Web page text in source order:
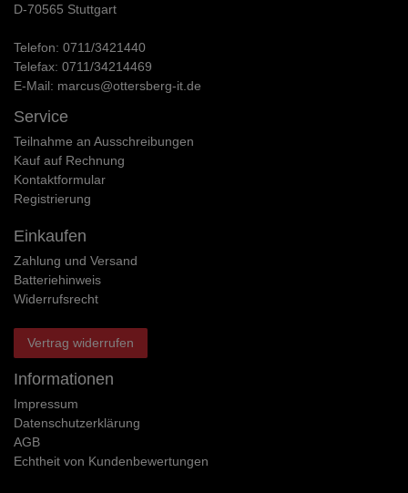
D-70565 Stuttgart
Telefon: 0711/3421440
Telefax: 0711/34214469
E-Mail: marcus@ottersberg-it.de
Service
Teilnahme an Ausschreibungen
Kauf auf Rechnung
Kontaktformular
Registrierung
Einkaufen
Zahlung und Versand
Batteriehinweis
Widerrufs­recht
Vertrag widerrufen
Informationen
Impressum
Daten­schutz­erklärung
AGB
Echtheit von Kundenbewertungen